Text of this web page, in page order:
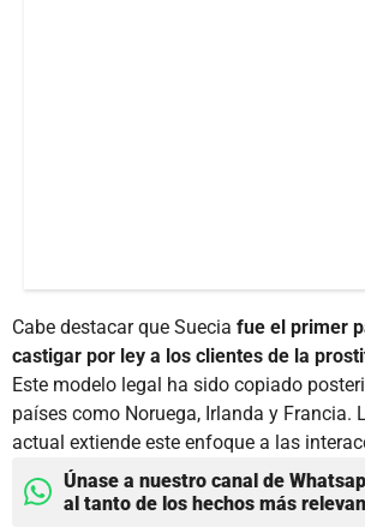
Cabe destacar que Suecia fue el primer
castigar por ley a los clientes de la
Este modelo legal ha sido copiado
países como Noruega, Irlanda y Francia.
actual extiende este enfoque a las
Únase a nuestro canal de
al tanto de los hechos más